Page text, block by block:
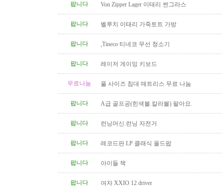
팝니다 Von Zipper Lager 이태리 썬그라스
팝니다 벨루치 이태리 가죽토트 가방
팝니다 ,Tineco 티네코 무선 청소기
팝니다 레이저 게이밍 키보드
무료나눔 풀 사이즈 침대 매트리스 무료 나눔
팝니다 A급 골프공(힌색볼.칼라볼) 팔아요.
팝니다 런닝머신.런닝 자전거
팝니다 레코드판 LP 클래식 올드팝
팝니다 아이들 책
팝니다 여자 XXIO 12 driver